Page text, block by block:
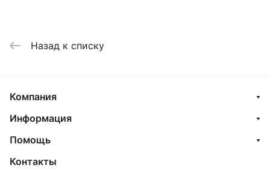
Назад к списку
Компания
Информация
Помощь
Контакты